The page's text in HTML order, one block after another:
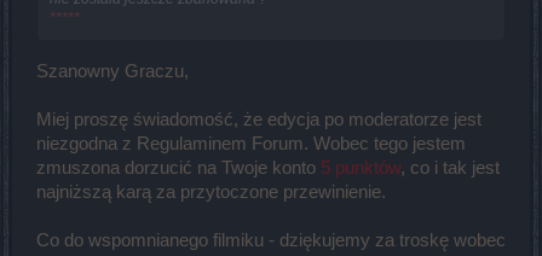
*****
Szanowny Graczu,
Miej proszę świadomość, że edycja po moderatorze jest
niezgodna z Regulaminem Forum. Wobec tego jestem
zmuszona dorzucić na Twoje konto 5 punktów, co i tak jest
najniższą karą za przytoczone przewinienie.
Co do wspomnianego filmiku - dziękujemy za troskę wobec